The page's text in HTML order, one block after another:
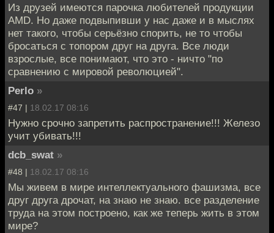
Из друзей имеются парочка любителей продукции
AMD. Но даже подвыпивши у нас даже и в мыслях
нет такого, чтобы серьёзно спорить, не то чтобы
бросаться с топором друг на друга. Все люди
взрослые, все понимают, что это - ничто "по
сравнению с мировой революцией".
Perlo »
#47 | 18.02.17 08:16
Нужно срочно запретить распространение!!! Железо
учит убивать!!!
dcb_swat »
#48 | 18.02.17 08:16
Мы живем в мире интеллектуального фашизма, все
друг друга дрочат, на знаю не знаю. все разделение
труда на этом построено, как же теперь жить в этом
мире?